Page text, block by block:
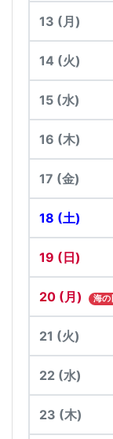
13 (月)
14 (火)
15 (水)
16 (木)
17 (金)
18 (土)
19 (日)
20 (月) 海の
21 (火)
22 (水)
23 (木)